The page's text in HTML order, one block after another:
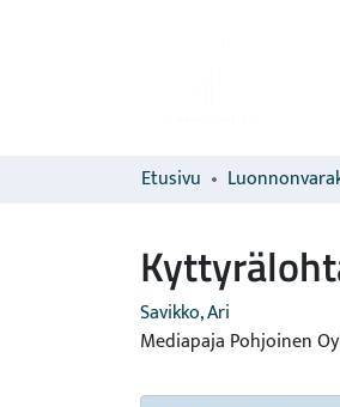
Etusivu
Savikko, Ari
Mediapaja Pohjoinen Oy